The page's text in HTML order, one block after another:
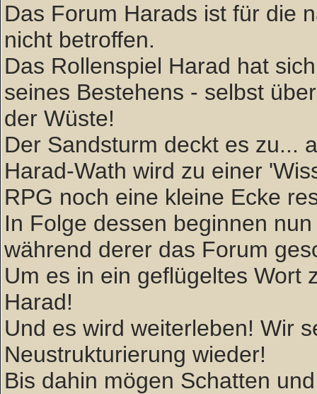
Das Forum Harads ist für die
nicht betroffen.
Das Rollenspiel Harad hat
seines Bestehens - selbst
der Wüste!
Der Sandsturm deckt es zu...
Harad-Wath wird zu einer
RPG noch eine kleine Ecke
In Folge dessen beginnen
während derer das Forum
Um es in ein geflügeltes Wort
Harad!
Und es wird weiterleben! Wir
Neustrukturierung wieder!
Bis dahin mögen Schatten